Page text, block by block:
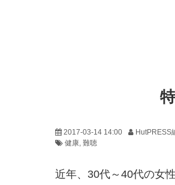
2017-03-14 14:00
HutPRESS
健康 難聴
近年、30代～40代の女